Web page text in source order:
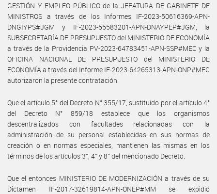
GESTIÓN Y EMPLEO PÚBLICO de la JEFATURA DE GABINETE DE
MINISTROS a través de los Informes IF-2023-50616369-APN-
DNGIYPS#JGM y IF-2023-55583201-APN-DNAYPEP#JGM, la
SUBSECRETARÍA DE PRESUPUESTO del MINISTERIO DE ECONOMÍA
a través de la Providencia PV-2023-64783451-APN-SSP#MEC y la
OFICINA NACIONAL DE PRESUPUESTO del MINISTERIO DE
ECONOMÍA a través del Informe IF-2023-64265313-APN-ONP#MEC
autorizaron la presente contratación.
Que el artículo 5° del Decreto N° 355/17, sustituido por el artículo 4°
del Decreto N° 859/18 establece que los organismos
descentralizados con facultades relacionadas con la
administración de su personal establecidas en sus normas de
creación o en normas especiales, mantienen las mismas en los
términos de los artículos 3°, 4° y 8° del mencionado Decreto.
Que el entonces MINISTERIO DE MODERNIZACIÓN a través de su
Dictamen IF-2017-32619814-APN-ONEP#MM se expidió